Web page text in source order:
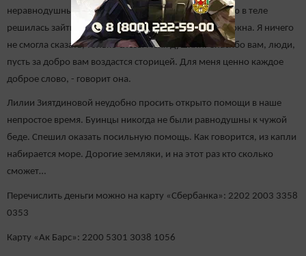
неравнодушных к чужой беде людей. Когда с дрожью в теле
решилась зайти в почерневший дом, там вставляли окна. Я ничего
не смогла сказать, только слезы меня душили. Спасибо вам, люди,
пусть за добро вам воздастся сторицей. Для меня ценно каждое
доброе слово, - говорит она.
Лилии Зиятдиновой неудобно просить открыто помощи в наше
непростое время. Буинцы никогда не были равнодушны к чужой
беде. Спешил оказать посильную помощь. Как говорится, из капли
набирается море. Дорогие земляки, и на этот раз кто сколько
сможет…
Перечислить деньги можно на карту «Сбербанка»: 2202 2003 3358
0353
Карту «Ак Барс»: 2200 5301 3038 1056